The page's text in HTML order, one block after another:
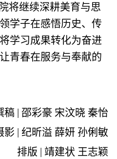
将继续深耕美育与思
学子在感悟历史、传
学习成果转化为奋进
青春在服务与奉献的
稿 | 邵彩豪 宋汶晓 秦怡
影 | 纪昕溢 薛妍 孙俐敏
排版 | 靖建状 王志颖